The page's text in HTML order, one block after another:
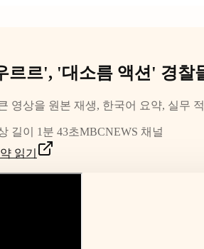
르르', '대소름 액션' 경
영상을 원본 재생, 한국어 요약, 실무
길이 1분 43초MBCNEWS 채널
읽기